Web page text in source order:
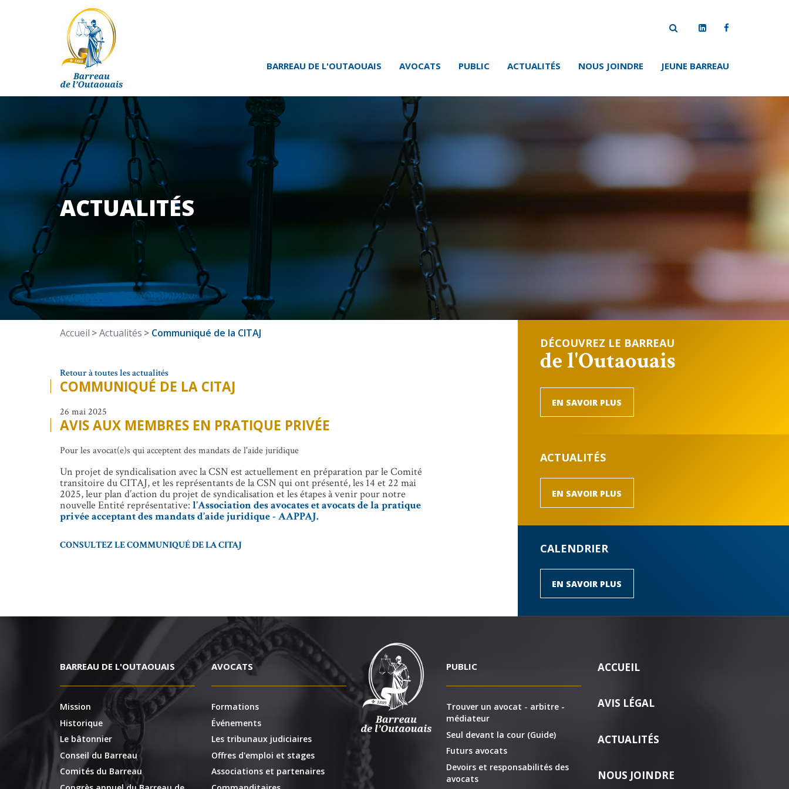
BARREAU DE L'OUTAOUAIS AVOCATS PUBLIC ACTUALITÉS NOUS JOINDRE JEUNE BARREAU
ACTUALITÉS
Accueil Actualités Communiqué de la CITAJ
Retour à toutes les actualités
COMMUNIQUÉ DE LA CITAJ
26 mai 2025
AVIS AUX MEMBRES EN PRATIQUE PRIVÉE
Pour les avocat(e)s qui acceptent des mandats de l'aide juridique
Un projet de syndicalisation avec la CSN est actuellement en préparation par le Comité
transitoire du CITAJ, et les représentants de la CSN qui ont présenté, les 14 et 22 mai
2025, leur plan d’action du projet de syndicalisation et les étapes à venir pour notre
nouvelle Entité représentative: l’Association des avocates et avocats de la pratique
privée acceptant des mandats d’aide juridique - AAPPAJ.
CONSULTEZ LE COMMUNIQUÉ DE LA CITAJ
DÉCOUVREZ LE BARREAU
de l'Outaouais
EN SAVOIR PLUS
ACTUALITÉS
EN SAVOIR PLUS
CALENDRIER
EN SAVOIR PLUS
BARREAU DE L'OUTAOUAIS
Mission
Historique
Le bâtonnier
Conseil du Barreau
Comités du Barreau
AVOCATS
Formations
Événements
Les tribunaux judiciaires
Offres d'emploi et stages
Associations et partenaires
PUBLIC
Trouver un avocat - arbitre -
médiateur
Seul devant la cour (Guide)
Futurs avocats
Devoirs et responsabilités des
avocats
ACCUEIL
AVIS LÉGAL
ACTUALITÉS
NOUS JOINDRE